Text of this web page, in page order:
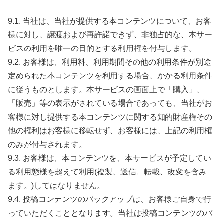
9.1. 当社は、当社が提供する本コンテンツについて、お客
様に対し、譲渡および再許諾できず、非独占的な、本サー
ビスの利用を唯一の目的とする利用権を付与します。
9.2. お客様は、利用料、利用期間その他の利用条件が別途
定められた本コンテンツを利用する場合、かかる利用条件
に従うものとします。本サービスの画面上で「購入」、
「販売」等の表示がされている場合であっても、当社がお
客様に対し提供する本コンテンツに関する知的財産権その
他の権利はお客様に移転せず、お客様には、上記の利用権
のみが付与されます。
9.3. お客様は、本コンテンツを、本サービスが予定してい
る利用態様を超えて利用(複製、送信、転載、改変を含み
ます。)してはなりません。
9.4. 投稿コンテンツのバックアップは、お客様ご自身で行
っていただくこととなります。当社は投稿コンテンツのバ